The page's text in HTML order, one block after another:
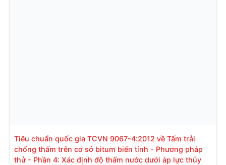
Tiêu chuẩn quốc gia TCVN 9067-4:2012 về Tấm trải
chống thấm trên cơ sở bitum biến tính - Phương pháp
thử - Phần 4: Xác định độ thấm nước dưới áp lực thủy